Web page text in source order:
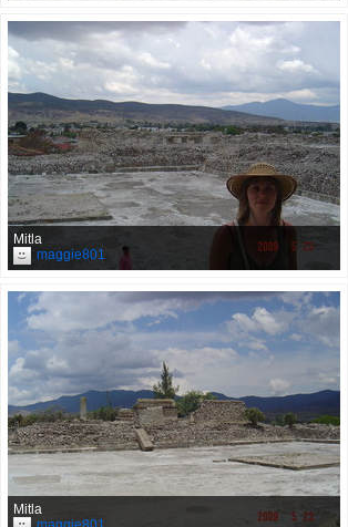
Mitla
maggie801
Mitla